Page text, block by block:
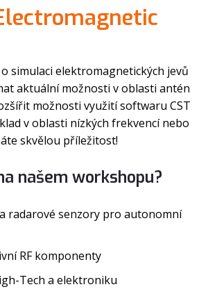
simulaci elektromagnetických jevů
aktuální možnosti v oblasti antén
možnosti využití softwaru CST
v oblasti nízkých frekvencí nebo
skvělou příležitost!
našem workshopu?
radarové senzory pro autonomní
RF komponenty
Tech a elektroniku